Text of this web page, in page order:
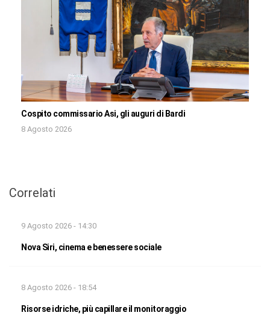
Cospito commissario Asi, gli auguri di Bardi
8 Agosto 2026
Correlati
9 Agosto 2026 - 14:30
Nova Siri, cinema e benessere sociale
8 Agosto 2026 - 18:54
Risorse idriche, più capillare il monitoraggio